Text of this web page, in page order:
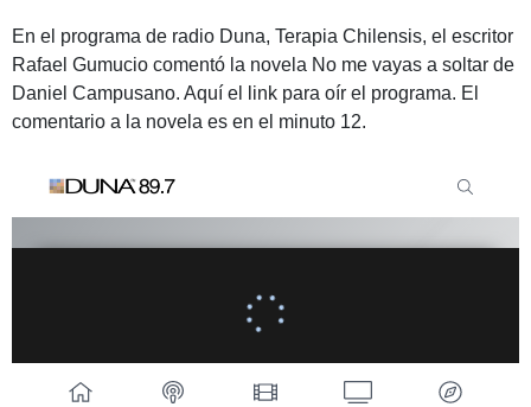
En el programa de radio Duna, Terapia Chilensis, el escritor
Rafael Gumucio comentó la novela No me vayas a soltar de
Daniel Campusano. Aquí el link para oír el programa. El
comentario a la novela es en el minuto 12.